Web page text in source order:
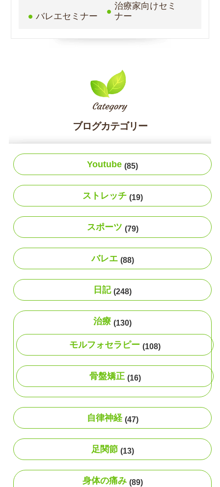
バレエセミナー
治療家向けセミ
ナー
ブログカテゴリー
Youtube (85)
ストレッチ (19)
スポーツ (79)
バレエ (88)
日記 (248)
治療 (130)
モルフォセラピー (108)
骨盤矯正 (16)
自律神経 (47)
足関節 (13)
身体の痛み (89)